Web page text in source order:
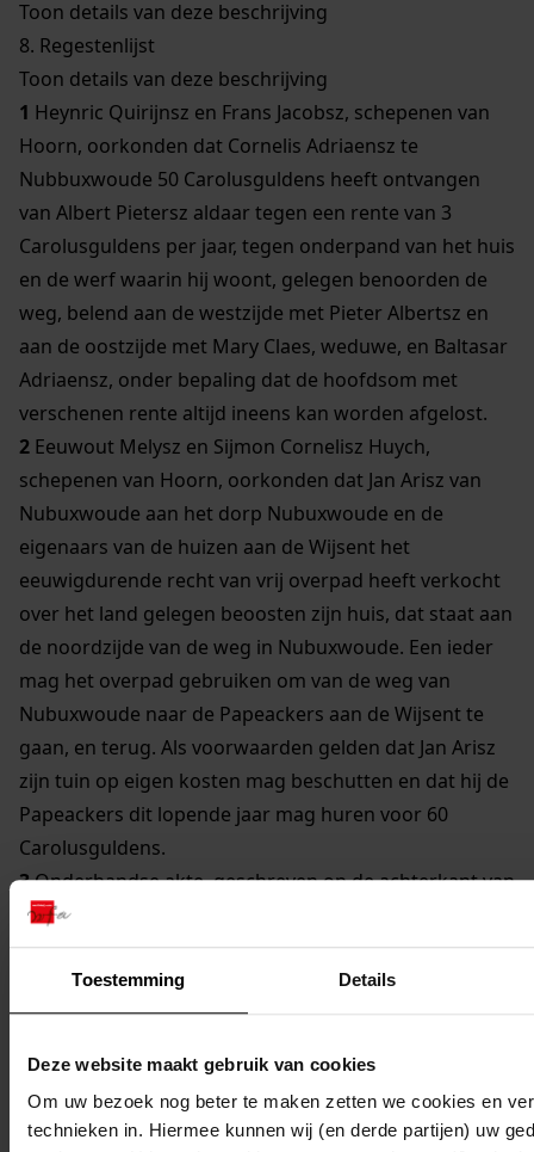
Toestemming Details
Deze website maakt gebruik van cookies
Om uw bezoek nog beter te maken zetten we cookies en
technieken in. Hiermee kunnen wij (en derde partijen) uw
Toon details van deze beschrijving
8. Regestenlijst
Toon details van deze beschrijving
1 Heynric Quirijnsz en Frans Jacobsz, schepenen van
Hoorn, oorkonden dat Cornelis Adriaensz te
Nubbuxwoude 50 Carolusguldens heeft ontvangen
van Albert Pietersz aldaar tegen een rente van 3
Carolusguldens per jaar, tegen onderpand van het huis
en de werf waarin hij woont, gelegen benoorden de
weg, belend aan de westzijde met Pieter Albertsz en
aan de oostzijde met Mary Claes, weduwe, en Baltasar
Adriaensz, onder bepaling dat de hoofdsom met
verschenen rente altijd ineens kan worden afgelost.
2 Eeuwout Melysz en Sijmon Cornelisz Huych,
schepenen van Hoorn, oorkonden dat Jan Arisz van
Nubuxwoude aan het dorp Nubuxwoude en de
eigenaars van de huizen aan de Wijsent het
eeuwigdurende recht van vrij overpad heeft verkocht
over het land gelegen beoosten zijn huis, dat staat aan
de noordzijde van de weg in Nubuxwoude. Een ieder
mag het overpad gebruiken om van de weg van
Nubuxwoude naar de Papeackers aan de Wijsent te
gaan, en terug. Als voorwaarden gelden dat Jan Arisz
zijn tuin op eigen kosten mag beschutten en dat hij de
Papeackers dit lopende jaar mag huren voor 60
Carolusguldens.
3Onderhandse akte, geschreven op de achterkant van
de akte van 5 februari 1573, waarbij Albert Pietersz
verklaart dat hij de rentebrief overdraagt aan Davidt
Arisz en zijn vrouw Griet Jans, aan diens zuster Anna
Jans, en aan Aef Jacops en haar dochter Mary Jacops,
Notaris Jacob van der Beecke verklaart dat hij de akte
van 22 september 1593 (zie regest nummer 1) heeft